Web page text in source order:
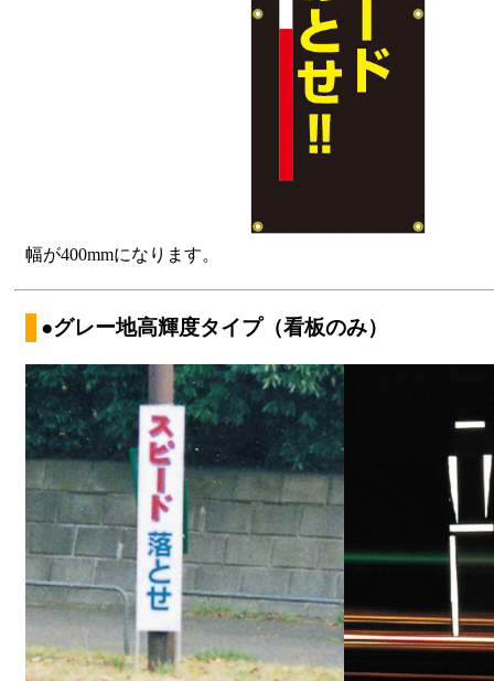
幅が400mmになります。
●グレー地高輝度タイプ（看板のみ）